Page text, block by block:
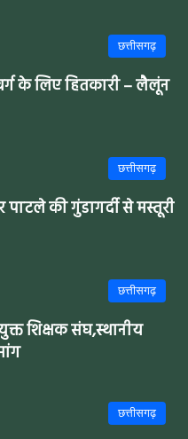
छत्तीसगढ़
के लिए हितकारी – लैलूंन
छत्तीसगढ़
पाटले की गुंडागर्दी से मस्तूरी
छत्तीसगढ़
शिक्षक संघ,स्थानीय
छत्तीसगढ़